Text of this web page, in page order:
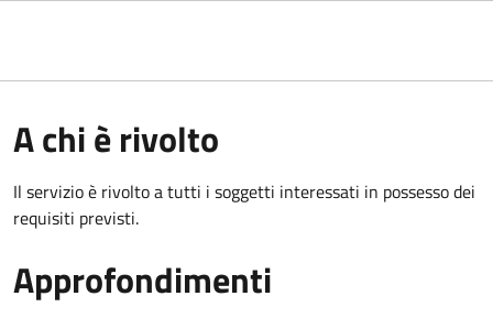
A chi è rivolto
Il servizio è rivolto a tutti i soggetti interessati in possesso dei
requisiti previsti.
Approfondimenti